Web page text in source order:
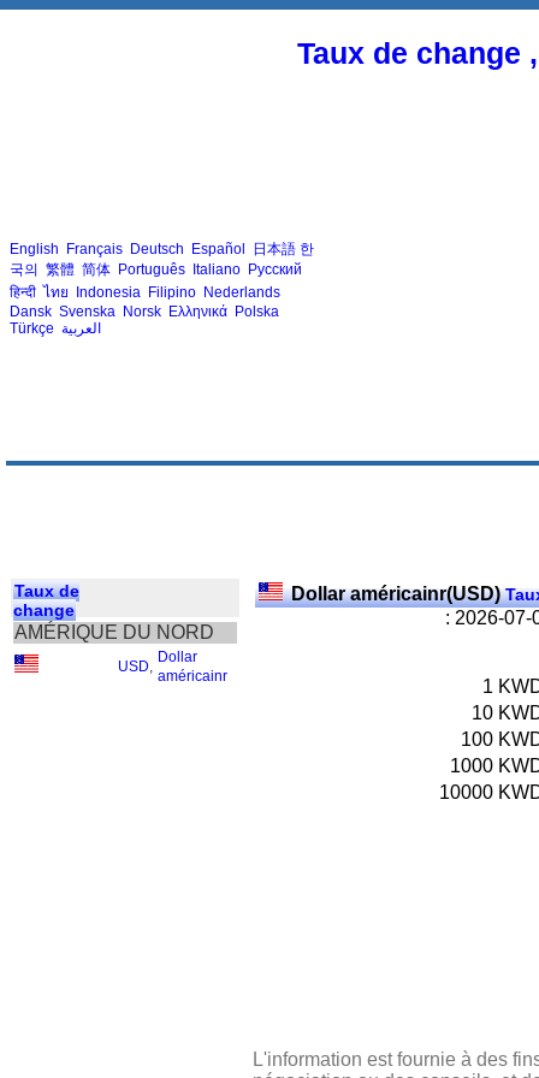
Taux de change
English Français Deutsch Español 日本語 한
국의 繁體 简体 Português Italiano Русский
हिन्दी ไทย Indonesia Filipino Nederlands
Dansk Svenska Norsk Ελληνικά Polska
Türkçe العربية
Taux de
change
AMÉRIQUE DU NORD
USD
Dollar
américainr
Dollar américainr(USD)
: 2026-07-
1
10
100
1000
10000
L'information est fournie à des